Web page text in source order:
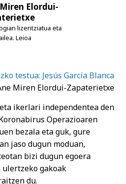
Elordui-
lizentziatua eta
Leioa
testua: Jesús García Blanca
Miren Elordui-Zapaterietxe
ikerlari independentea den
Operazioaren
bezala eta guk, gure
jaso dugun moduan,
bizi dugun egoera
gakoak
du.